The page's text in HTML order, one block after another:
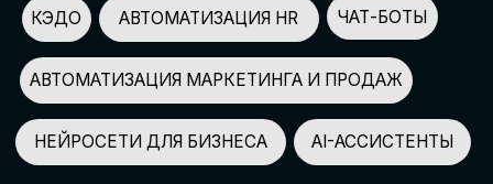
УЧАСТНИКОВ
2500+
GLOBAL TECH FORUM –